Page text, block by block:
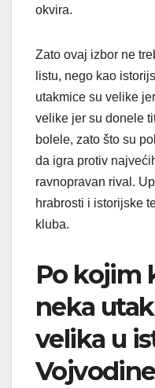
okvira.
Zato ovaj izbor ne
listu, nego kao
utakmice su velike
velike jer su donele
bolele, zato što su
da igra protiv
ravnopravan rival.
hrabrosti i istorijske
kluba.
Po kojim
neka
velika u
Vojvodine